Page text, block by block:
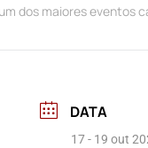
dos maiores eventos
DATA
17 - 19 out